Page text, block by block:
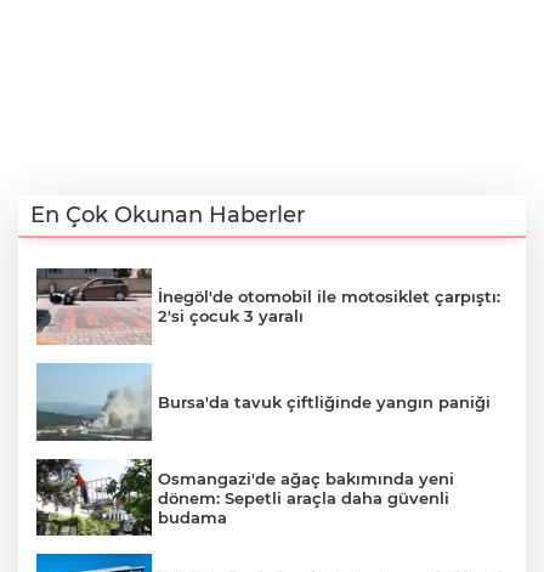
En Çok Okunan Haberler
İnegöl'de otomobil ile motosiklet çarpıştı:
2'si çocuk 3 yaralı
Bursa'da tavuk çiftliğinde yangın paniği
Osmangazi'de ağaç bakımında yeni
dönem: Sepetli araçla daha güvenli
budama